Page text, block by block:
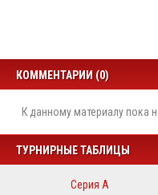
КОММЕНТАРИИ (0)
К данному материалу пока
ТУРНИРНЫЕ ТАБЛИЦЫ
Серия А